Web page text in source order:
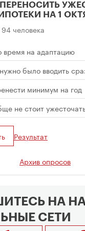
НА 1
человека
время на адаптацию
было вводить
минимум на год
не стоит
Результат
Архив опросов
НА
СЕТИ